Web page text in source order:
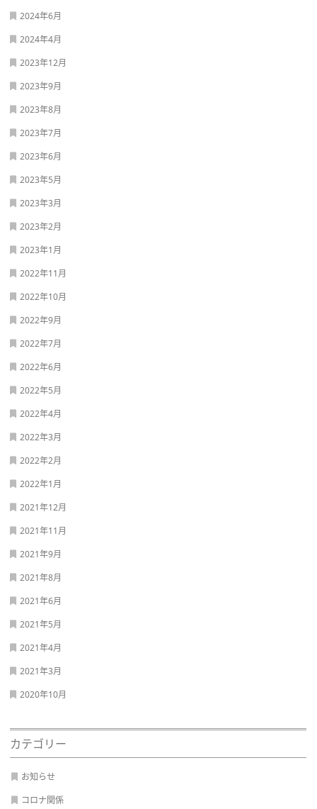
2024年6月
2024年4月
2023年12月
2023年9月
2023年8月
2023年7月
2023年6月
2023年5月
2023年3月
2023年2月
2023年1月
2022年11月
2022年10月
2022年9月
2022年7月
2022年6月
2022年5月
2022年4月
2022年3月
2022年2月
2022年1月
2021年12月
2021年11月
2021年9月
2021年8月
2021年6月
2021年5月
2021年4月
2021年3月
2020年10月
カテゴリー
お知らせ
コロナ関係